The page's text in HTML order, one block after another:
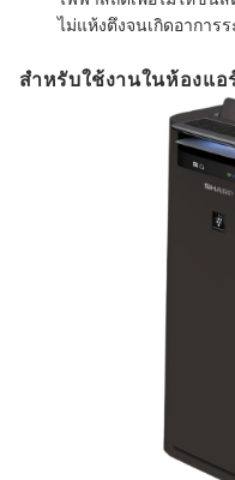
ไม่แห้งตึงจนเกิดอาการร
สำหรับใช้งานในห้องแ